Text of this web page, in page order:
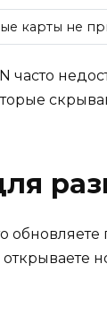
карты не
часто